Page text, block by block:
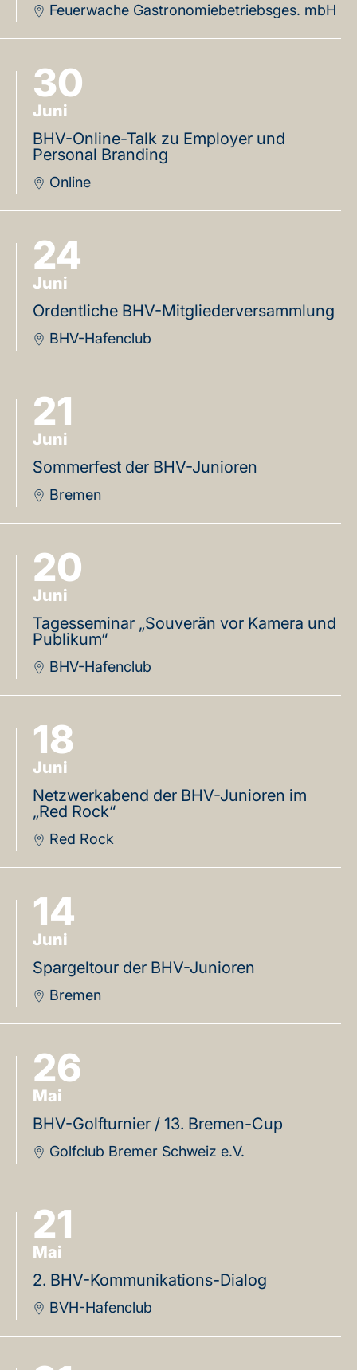
Feuerwache Gastronomiebetriebsges. mbH
30
Juni
BHV-Online-Talk zu Employer und
Personal Branding
Online
24
Juni
Ordentliche BHV-Mitgliederversammlung
BHV-Hafenclub
21
Juni
Sommerfest der BHV-Junioren
Bremen
20
Juni
Tagesseminar „Souverän vor Kamera und
Publikum“
BHV-Hafenclub
18
Juni
Netzwerkabend der BHV-Junioren im
„Red Rock“
Red Rock
14
Juni
Spargeltour der BHV-Junioren
Bremen
26
Mai
BHV-Golfturnier / 13. Bremen-Cup
Golfclub Bremer Schweiz e.V.
21
Mai
2. BHV-Kommunikations-Dialog
BVH-Hafenclub